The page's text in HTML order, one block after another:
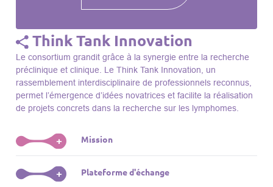
Think Tank Innovation
Le consortium grandit grâce à la synergie entre la recherche
préclinique et clinique. Le Think Tank Innovation, un
rassemblement interdisciplinaire de professionnels reconnus,
permet l’émergence d’idées novatrices et facilite la réalisation
de projets concrets dans la recherche sur les lymphomes.
+ Mission
Le Think Tank initie des projets, façonne des initiatives de
R&D, identifie des porteurs et promeut l’unité parmi les
+ Plateforme d'échange